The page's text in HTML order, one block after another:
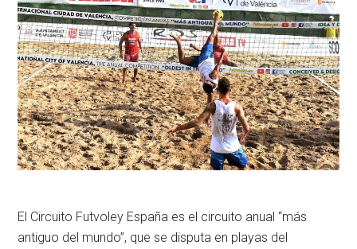
El Circuito Futvoley España es el circuito anual “más
antiguo del mundo”, que se disputa en playas del